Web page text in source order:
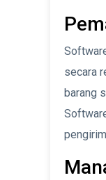
secara
barang